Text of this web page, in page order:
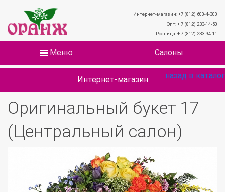
Интернет-магазин: +7 (812) 600-4-300
Опт: + 7 (812) 233-14-50
Розница: + 7 (812) 233-94-11
Меню Салоны
Интернет-магазин
Оригинальный букет 17
(Центральный салон)
назад в каталог